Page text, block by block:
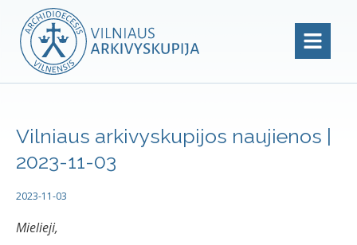
Vilniaus arkivyskupijos naujienos |
2023-11-03
2023-11-03
Mielieji,